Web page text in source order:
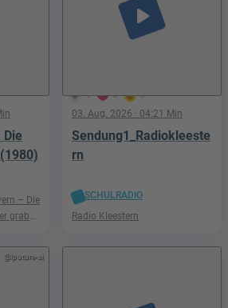
– Die
graben
4 0 0
play_arrow
03. Aug. 2026 · 04:21 Min
Sendung1_Radiokleeste
rn
SCHULRADIO
Radio Kleestern
@iputure-ai